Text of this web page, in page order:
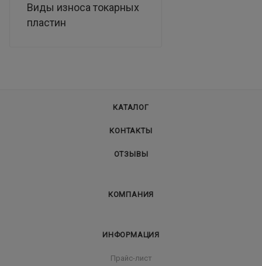
Виды износа токарных
пластин
КАТАЛОГ
КОНТАКТЫ
ОТЗЫВЫ
КОМПАНИЯ
ИНФОРМАЦИЯ
Прайс-лист